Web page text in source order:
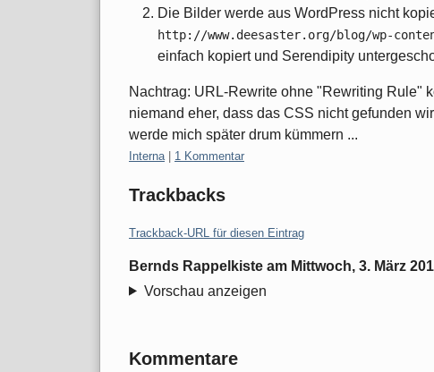
Die Bilder werde aus WordPress nicht
http://www.deesaster.org/blog/wp-
einfach kopiert und Serendipity
Nachtrag: URL-Rewrite ohne "Rewriting Rule"
niemand eher, dass das CSS nicht gefunden
werde mich später drum kümmern ...
Kategorien:
Interna | 1 Kommentar
Trackbacks
Trackback-URL für diesen Eintrag
Bernds Rappelkiste am Mittwoch, 3. März
Vorschau anzeigen
Kommentare